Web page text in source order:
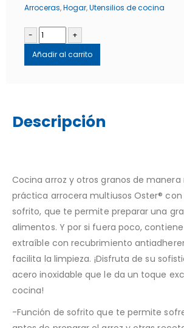
Arroceras,Hogar,Utensilios de cocina
-
+
Añadir al carrito
Descripción
Cocina arroz y otros granos de
práctica arrocera multiusos Oster®
sofrito, que te permite preparar una
alimentos. Y por si fuera poco,
extraíble con recubrimiento
facilita la limpieza. ¡Disfruta de su
acero inoxidable que le da un toque
cocina!
-Función de sofrito que te permite